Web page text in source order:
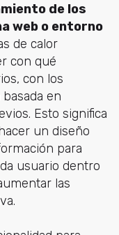
de los
web o entorno
de calor
con qué
con los
en
Esto significa
un diseño
para
usuario dentro
las